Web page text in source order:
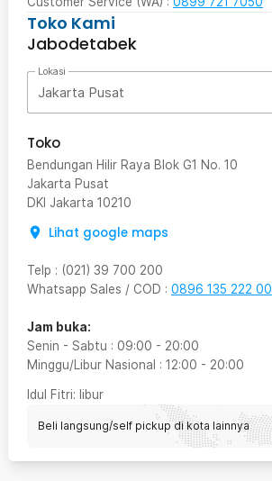
Toko Kami
Jabodetabek
Lokasi
Jakarta Pusat
Toko
Bendungan Hilir Raya Blok G1 No. 10
Jakarta Pusat
DKI Jakarta 10210
Lihat google maps
Telp : (021) 39 700 200
Whatsapp Sales / COD : 0896 135 222 00
Jam buka:
Senin - Sabtu : 09:00 - 20:00
Minggu/Libur Nasional : 12:00 - 20:00
Idul Fitri: libur
Beli langsung/self pickup di kota lainnya